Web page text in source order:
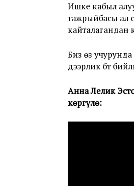
Ишке кабыл
тажрыйбасы ал
кайталагандан
Биз өз
дээрлик бүт
Анна Лелик
көргүлө: